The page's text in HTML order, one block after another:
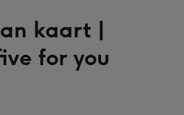
kaart |
for you